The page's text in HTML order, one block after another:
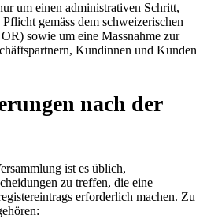
um einen administrativen Schritt,
gemäss dem schweizerischen
sowie um eine Massnahme zur
Kundinnen und Kunden
nach der
ist es üblich,
zu treffen, die eine
erforderlich machen. Zu